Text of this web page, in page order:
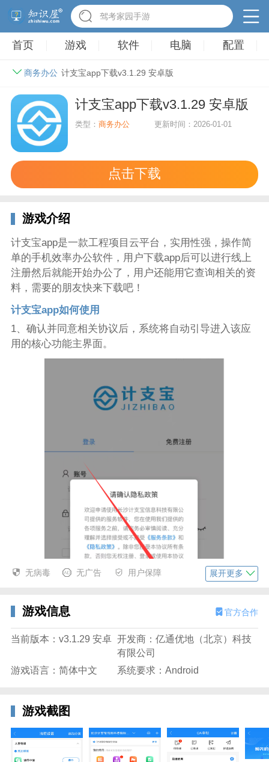
驾考家园手游
首页 游戏 软件 电脑 配置
商务办公 计支宝app下载v3.1.29 安卓版
计支宝app下载v3.1.29 安卓版
类型：商务办公 更新时间：2026-01-01
点击下载
游戏介绍
计支宝app是一款工程项目云平台，实用性强，操作简
单的手机效率办公软件，用户下载app后可以进行线上
注册然后就能开始办公了，用户还能用它查询相关的资
料，需要的朋友快来下载吧！
计支宝app如何使用
1、确认并同意相关协议后，系统将自动引导进入该应
用的核心功能主界面。
2、输入已注册的手机号及对应密码完成验证，即可登
录并进入个人账户页面。
无病毒 无广告 用户保障 展开更多
游戏信息 官方合作
当前版本：v3.1.29 安卓 开发商：亿通优地（北京）科技
有限公司
游戏语言：简体中文
系统要求：Android
游戏截图